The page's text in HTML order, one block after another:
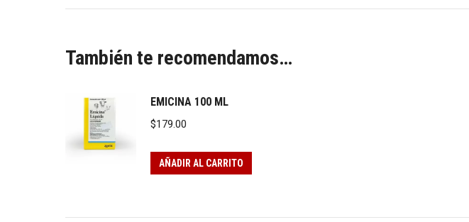
También te recomendamos…
EMICINA 100 ML
$179.00
AÑADIR AL CARRITO